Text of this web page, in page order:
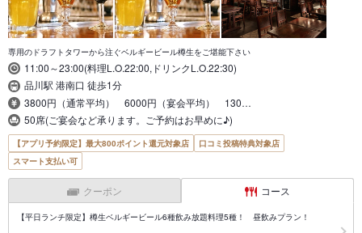
専用のドラフトタワーから注ぐベルギービール樽生をご堪能下さい
11:00～23:00(料理L.O.22:00,ドリンクL.O.22:30)
品川駅 港南口 徒歩1分
3800円（通常平均） 6000円（宴会平均） 130…
50席(ご宴会など承ります。ご予約はお早めに♪)
【アプリ予約限定】最大800ポイント還元対象店
口コミ投稿特典対象店
スマート支払い可
クーポン コース
【平日ランチ限定】樽生ベルギービール6種飲み放題料理5種！ 昼飲みプラン！